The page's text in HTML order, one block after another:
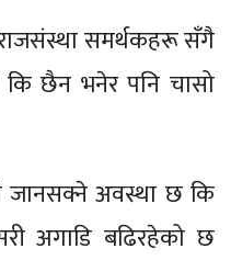
समर्थकहरू सँगै
छैन भनेर पनि चासो
जानसक्ने अवस्था छ कि
अगाडि बढिरहेको छ